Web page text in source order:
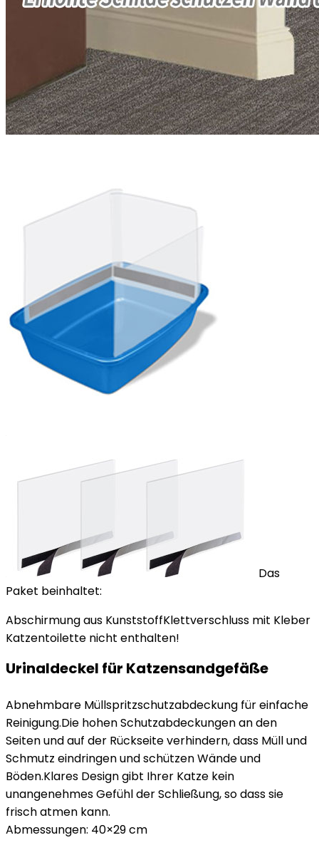
Das
Paket beinhaltet:
Abschirmung aus KunststoffKlettverschluss mit Kleber
Katzentoilette nicht enthalten!
Urinaldeckel für Katzensandgefäße
Abnehmbare Müllspritzschutzabdeckung für einfache
Reinigung.Die hohen Schutzabdeckungen an den
Seiten und auf der Rückseite verhindern, dass Müll und
Schmutz eindringen und schützen Wände und
Böden.Klares Design gibt Ihrer Katze kein
unangenehmes Gefühl der Schließung, so dass sie
frisch atmen kann.
Abmessungen: 40×29 cm